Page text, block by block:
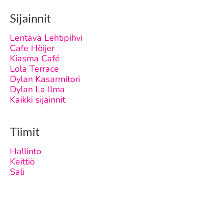
Sijainnit
Lentävä Lehtipihvi
Cafe Höijer
Kiasma Café
Lola Terrace
Dylan Kasarmitori
Dylan La Ilma
Kaikki sijainnit
Tiimit
Hallinto
Keittiö
Sali